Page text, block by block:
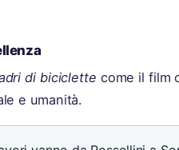
di biciclette come il film
e umanità.